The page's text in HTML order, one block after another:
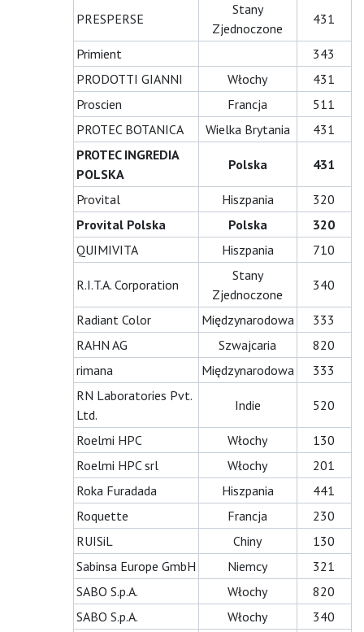
PRESPERSE
Stany
Zjednoczone
431
Primient
343
PRODOTTI GIANNI
Włochy
431
Proscien
Francja
511
PROTEC BOTANICA
Wielka Brytania
431
PROTEC INGREDIA
POLSKA
Polska 431
Provital Hiszpania
320
Provital Polska
Polska
320
QUIMIVITA
Hiszpania 710
R.I.T.A. Corporation
Stany
Zjednoczone
340
Radiant Color Międzynarodowa
333
RAHN AG
Szwajcaria
820
rimana
Międzynarodowa
333
RN Laboratories Pvt.
Ltd.
Indie 520
Roelmi HPC Włochy
130
Roelmi HPC srl
Włochy
201
Roka Furadada
Hiszpania
441
Roquette
Francja
230
RUISiL
Chiny
130
Sabinsa Europe GmbH
Niemcy
321
SABO S.p.A.
Włochy
820
SABO S.p.A.
Włochy 340